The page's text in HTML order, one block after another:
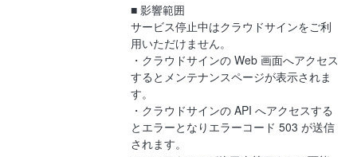
■ 影響範囲
サービス停止中はクラウドサインをご利
用いただけません。
・クラウドサインの Web 画面へアクセス
するとメンテナンスページが表示されま
す。
・クラウドサインの API へアクセスする
とエラーとなりエラーコード 503 が送信
されます。